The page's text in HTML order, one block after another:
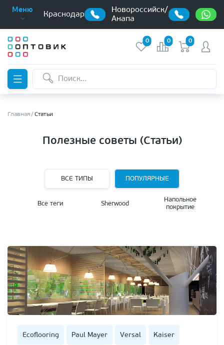
Меню
Краснодар
Новороссийск/
Анапа
0 0 0
Главная Статьи
Полезные советы (Статьи)
ВСЕ ТИПЫ ПОПУЛЯРНЫЕ
Все теги Sherwood
Напольное
покрытие
Ecoflooring Paul Mayer Versal Kaiser